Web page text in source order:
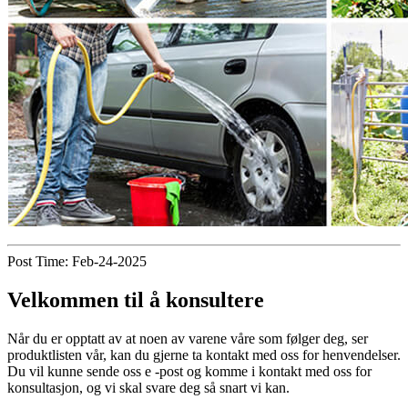
Post Time: Feb-24-2025
Velkommen til å konsultere
Når du er opptatt av at noen av varene våre som følger deg, ser
produktlisten vår, kan du gjerne ta kontakt med oss ​​for henvendelser.
Du vil kunne sende oss e -post og komme i kontakt med oss ​​for
konsultasjon, og vi skal svare deg så snart vi kan.